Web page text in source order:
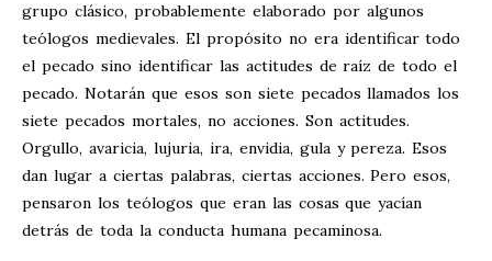
grupo clásico, probablemente elaborado por algunos
teólogos medievales. El propósito no era identificar todo
el pecado sino identificar las actitudes de raíz de todo el
pecado. Notarán que esos son siete pecados llamados los
siete pecados mortales, no acciones. Son actitudes.
Orgullo, avaricia, lujuria, ira, envidia, gula y pereza. Esos
dan lugar a ciertas palabras, ciertas acciones. Pero esos,
pensaron los teólogos que eran las cosas que yacían
detrás de toda la conducta humana pecaminosa.